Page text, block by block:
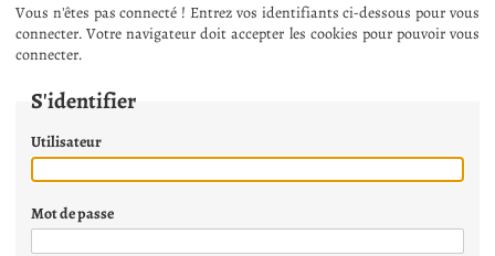
Vous n'êtes pas connecté ! Entrez vos identifiants ci-dessous pour vous
connecter. Votre navigateur doit accepter les cookies pour pouvoir vous
connecter.
S'identifier
Utilisateur
Mot de passe